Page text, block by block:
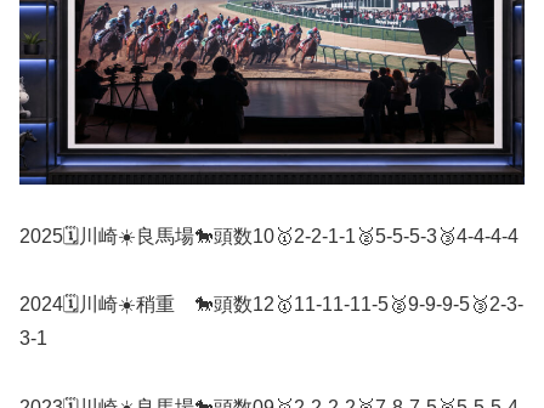
2025🗓️川崎☀️良馬場🐎頭数10🥇2-2-1-1🥈5-5-5-3🥉4-4-4-4
2024🗓️川崎☀️稍重 🐎頭数12🥇11-11-11-5🥈9-9-9-5🥉2-3-
3-1